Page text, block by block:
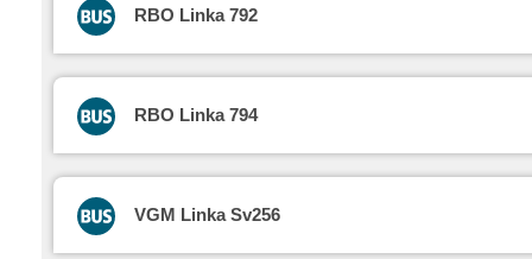
RBO Linka 792
RBO Linka 794
VGM Linka Sv256